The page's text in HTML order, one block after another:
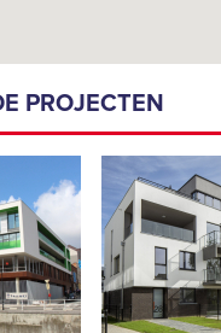
PROJECTEN